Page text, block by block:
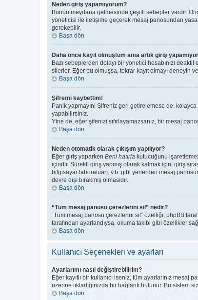
Neden giriş yapamıyorum?
Bunun meydana gelmesinde çeşitli sebepler vardır.
yöneticisi ile iletişime geçerek mesaj panosundan
gerekebilir.
Başa dön
Daha önce kayıt olmuştum ama artık giriş
Bazı sebeplerden dolayı bir yönetici hesabınızı
silerler. Eğer bu olmuşsa, tekrar kayıt olmayı deneyin ve
Başa dön
Şifremi kaybettim!
Panik yapmayın! Şifreniz geri getirelemese de, kolayca
yapabilirsiniz.
Yine de, eğer şifenizi sıfırlayamazsanız, bir mesaj
Başa dön
Neden otomatik olarak çıkışım yapılıyor?
Eğer giriş yaparken Beni hatırla kutucuğunu
içindir. Sürekli giriş yapmış olarak kalmak için, giriş
bilgisayar laboratuarı, v.b. gibi yerlerden mesaj
devre dışı bırakmış olmasıdır.
Başa dön
“Tüm mesaj panosu çerezlerini sil” nedir?
“Tüm mesaj panosu çerezlerini sil” özelliği, phpBB
tarafından ayarlandıysa, okuma takibi gibi özellikler
Başa dön
Kullanıcı Seçenekleri ve ayarları
Ayarlarımı nasıl değiştirebilirim?
Eğer kayıtlı bir kullanıcı iseniz, tüm ayarlarınız mesaj
üzerine tıkladığınızda bir bağlantı bulunur. Bu sistem
Başa dön